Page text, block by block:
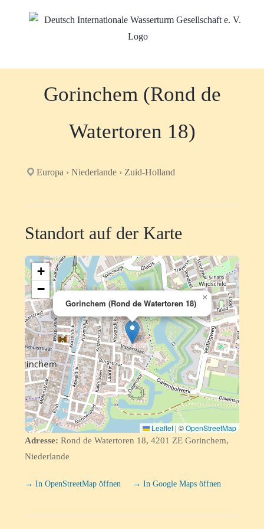
Gorinchem (Rond de
Watertoren 18)
Europa › Niederlande › Zuid-Holland
Standort auf der Karte
Gorinchem (Rond de Watertoren 18)
×
+
−
Leaflet | ©OpenStreetMap
Adresse: Rond de Watertoren 18, 4201 ZE Gorinchem,
Niederlande
→ In OpenStreetMap öffnen → In Google Maps öffnen